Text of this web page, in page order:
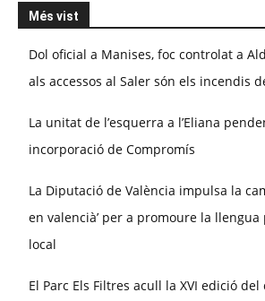
Més vist
Dol oficial a Manises, foc controlat a
als accessos al Saler són els incendis
La unitat de l’esquerra a l’Eliana
incorporació de Compromís
La Diputació de València impulsa la
en valencià’ per a promoure la
local
El Parc Els Filtres acull la XVI edició del